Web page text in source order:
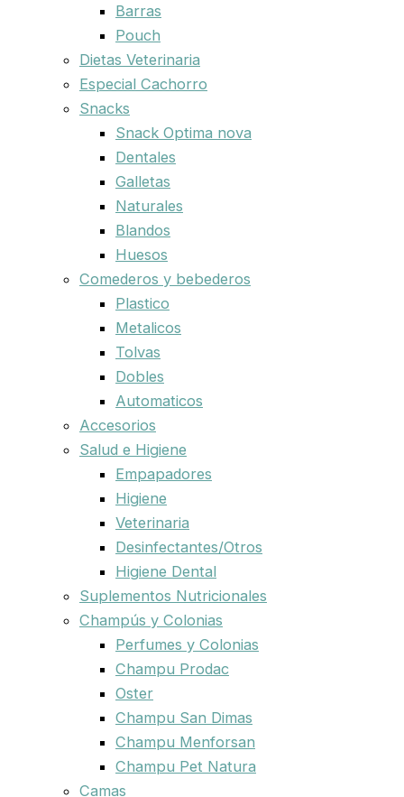
Barras
Pouch
Dietas Veterinaria
Especial Cachorro
Snacks
Snack Optima nova
Dentales
Galletas
Naturales
Blandos
Huesos
Comederos y bebederos
Plastico
Metalicos
Tolvas
Dobles
Automaticos
Accesorios
Salud e Higiene
Empapadores
Higiene
Veterinaria
Desinfectantes/Otros
Higiene Dental
Suplementos Nutricionales
Champús y Colonias
Perfumes y Colonias
Champu Prodac
Oster
Champu San Dimas
Champu Menforsan
Champu Pet Natura
Camas